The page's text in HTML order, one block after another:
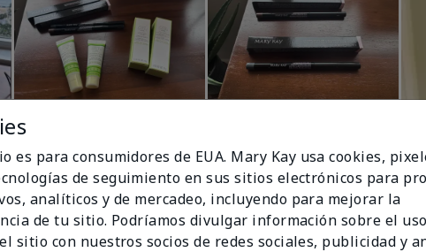
es para consumidores de EUA. Mary Kay usa cookies,
de seguimiento en sus sitios electrónicos para
analíticos y de mercadeo, incluyendo para mejorar la
de tu sitio. Podríamos divulgar información sobre el
sitio con nuestros socios de redes sociales, publicidad y